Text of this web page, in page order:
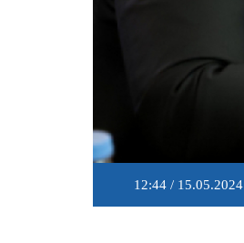
12:44 / 15.05.2024